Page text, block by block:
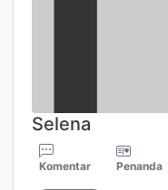
Selena
Komentar Penanda